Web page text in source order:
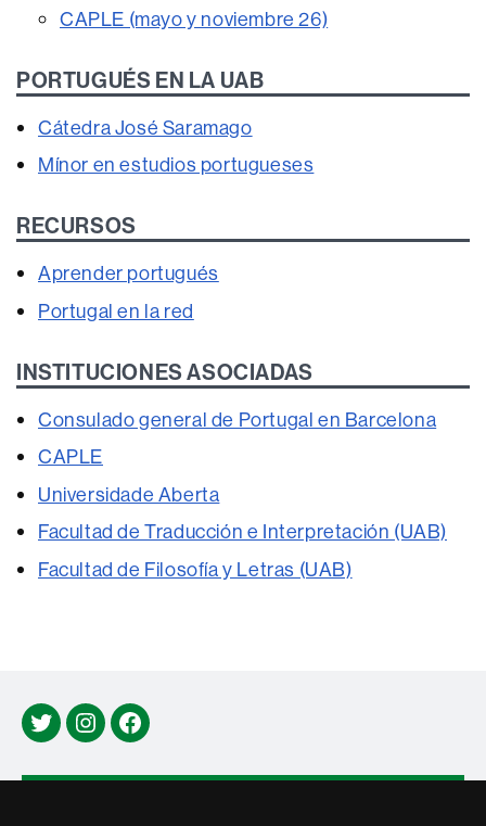
CAPLE (mayo y noviembre 26)
PORTUGUÉS EN LA UAB
Cátedra José Saramago
Mínor en estudios portugueses
RECURSOS
Aprender portugués
Portugal en la red
INSTITUCIONES ASOCIADAS
Consulado general de Portugal en Barcelona
CAPLE
Universidade Aberta
Facultad de Traducción e Interpretación (UAB)
Facultad de Filosofía y Letras (UAB)
TwitterInstagramFacebook